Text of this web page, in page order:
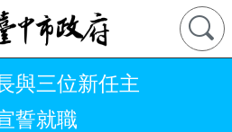
與三位新任主
誓就職